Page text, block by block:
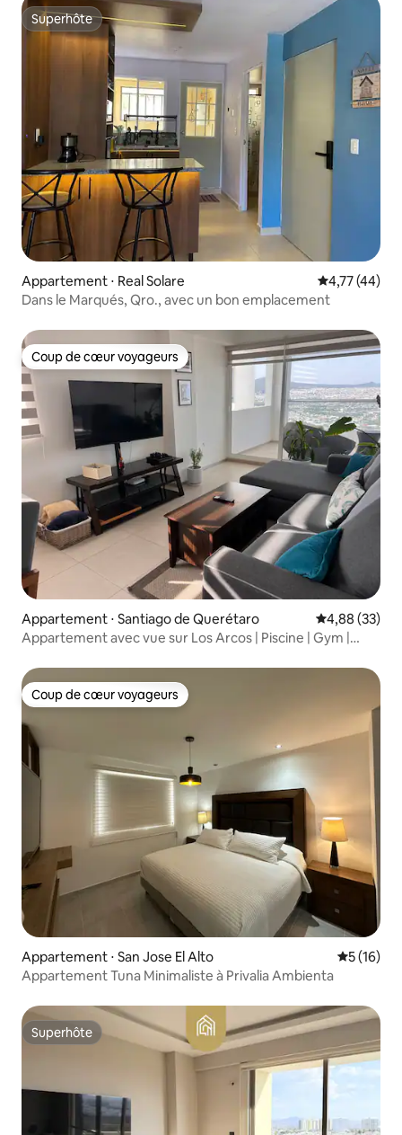
Superhôte
Superhôte
Appartement ⋅ Real Solare Évaluation
4,77 (44)
Dans le Marqués, Qro., avec un bon emplacement
Coup de cœur voyageurs
Coup de cœur voyageurs
Appartement ⋅ Santiago de Querétaro Évaluation
4,88 (33)
Appartement avec vue sur Los Arcos | Piscine | Gym |
Coup de cœur voyageurs
Coup de cœur voyageurs
Appartement ⋅ San Jose El Alto
5 (16)
Appartement Tuna Minimaliste à Privalia Ambienta
Superhôte
Superhôte